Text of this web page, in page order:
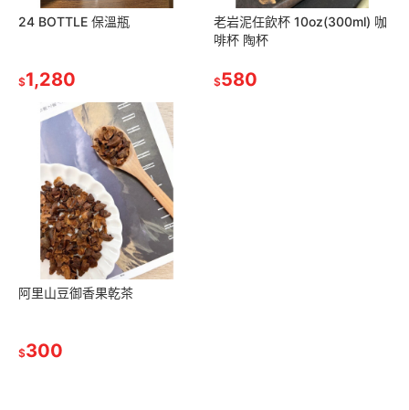
24 BOTTLE 保溫瓶
$1,280
老岩泥任飲杯 10oz(300ml) 咖
啡杯 陶杯
$580
阿里山豆御香果乾茶
$300